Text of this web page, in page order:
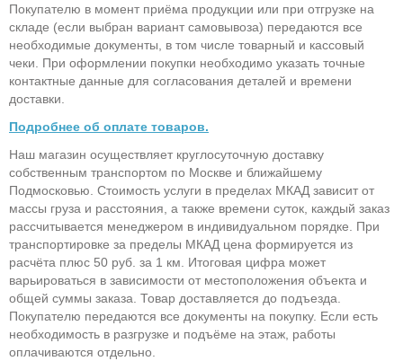
Покупателю в момент приёма продукции или при отгрузке на
складе (если выбран вариант самовывоза) передаются все
необходимые документы, в том числе товарный и кассовый
чеки. При оформлении покупки необходимо указать точные
контактные данные для согласования деталей и времени
доставки.
Подробнее об оплате товаров.
Наш магазин осуществляет круглосуточную доставку
собственным транспортом по Москве и ближайшему
Подмосковью. Стоимость услуги в пределах МКАД зависит от
массы груза и расстояния, а также времени суток, каждый заказ
рассчитывается менеджером в индивидуальном порядке. При
транспортировке за пределы МКАД цена формируется из
расчёта плюс 50 руб. за 1 км. Итоговая цифра может
варьироваться в зависимости от местоположения объекта и
общей суммы заказа. Товар доставляется до подъезда.
Покупателю передаются все документы на покупку. Если есть
необходимость в разгрузке и подъёме на этаж, работы
оплачиваются отдельно.